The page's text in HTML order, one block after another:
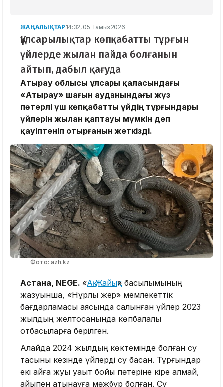
ЖАҢАЛЫҚТАР 14:32, 05 Тамыз 2026
Құлсарылықтар көпқабатты тұрғын
үйлерде жылан пайда болғанын
айтып, дабыл қағуда
Атырау облысы Құлсары қаласындағы
«Атырау» шағын ауданындағы жүз
пәтерлі үш көпқабатты үйдің тұрғындары
үйлерін жылан қаптауы мүмкін деп
қауіптеніп отырғанын жеткізді.
Фото: azh.kz
Астана, NEGE. «Ақ Жайық» басылымының
жазуынша, «Нұрлы жер» мемлекеттік
бағдарламасы аясында салынған үйлер 2023
жылдың желтоқсанында көпбалалы
отбасыларға берілген.
Алайда 2024 жылдың көктемінде болған су
тасқыны кезінде үйлерді су басқан. Тұрғындар
екі айға жуық уақыт бойы пәтеріне кіре алмай,
қайықпен қатынауға мәжбүр болған. Су